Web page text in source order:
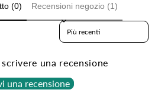
(0) Recensioni negozio (1)
Sort reviews by
una recensione
una recensione